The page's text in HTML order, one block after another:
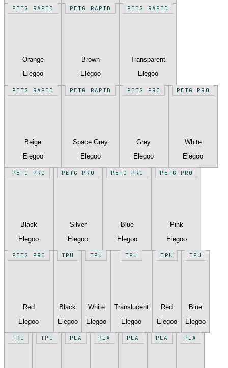
PETG RAPID
Orange
Elegoo
PETG RAPID
Brown
Elegoo
PETG RAPID
Transparent
Elegoo
PETG RAPID
Beige
Elegoo
PETG RAPID
Space Grey
Elegoo
PETG PRO
Grey
Elegoo
PETG PRO
White
Elegoo
PETG PRO
Black
Elegoo
PETG PRO
Silver
Elegoo
PETG PRO
Blue
Elegoo
PETG PRO
Pink
Elegoo
PETG PRO
Red
Elegoo
TPU
Black
Elegoo
TPU
White
Elegoo
TPU
Translucent
Elegoo
TPU
Red
Elegoo
TPU
Blue
Elegoo
TPU TPU PLA PLA PLA PLA PLA